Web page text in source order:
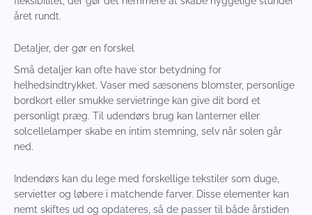
året rundt.
Detaljer, der gør en forskel
Små detaljer kan ofte have stor betydning for
helhedsindtrykket. Vaser med sæsonens blomster, personlige
bordkort eller smukke servietringe kan give dit bord et
personligt præg. Til udendørs brug kan lanterner eller
solcellelamper skabe en intim stemning, selv når solen går
ned.
Indendørs kan du lege med forskellige tekstiler som duge,
servietter og løbere i matchende farver. Disse elementer kan
nemt skiftes ud og opdateres, så de passer til både årstiden